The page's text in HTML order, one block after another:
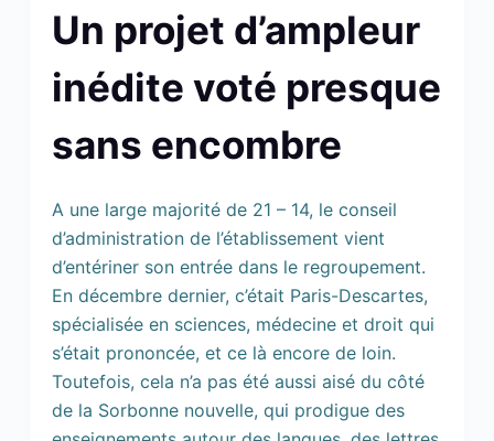
Un projet d’ampleur
inédite voté presque
sans encombre
A une large majorité de 21 – 14, le conseil
d’administration de l’établissement vient
d’entériner son entrée dans le regroupement.
En décembre dernier, c’était Paris-Descartes,
spécialisée en sciences, médecine et droit qui
s’était prononcée, et ce là encore de loin.
Toutefois, cela n’a pas été aussi aisé du côté
de la Sorbonne nouvelle, qui prodigue des